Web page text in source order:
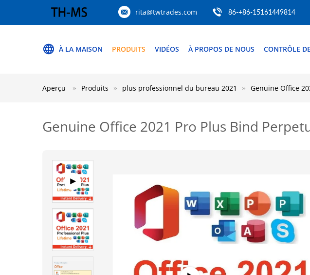
rita@twtrades.com 86-+86-15161449814
À LA MAISON PRODUITS VIDÉOS À PROPOS DE NOUS CONTRÔLE
Aperçu Produits plus professionnel du bureau 2021 Genuine Office
Genuine Office 2021 Pro Plus Bind